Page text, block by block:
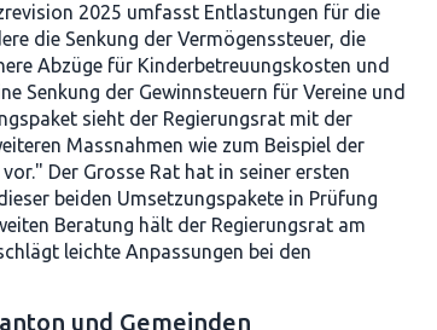
2025 umfasst Entlastungen für die
die Senkung der Vermögenssteuer, die
Abzüge für Kinderbetreuungskosten und
Senkung der Gewinnsteuern für Vereine und
sieht der Regierungsrat mit der
Massnahmen wie zum Beispiel der
Der Grosse Rat hat in seiner ersten
beiden Umsetzungspakete in Prüfung
Beratung hält der Regierungsrat am
leichte Anpassungen bei den
und Gemeinden